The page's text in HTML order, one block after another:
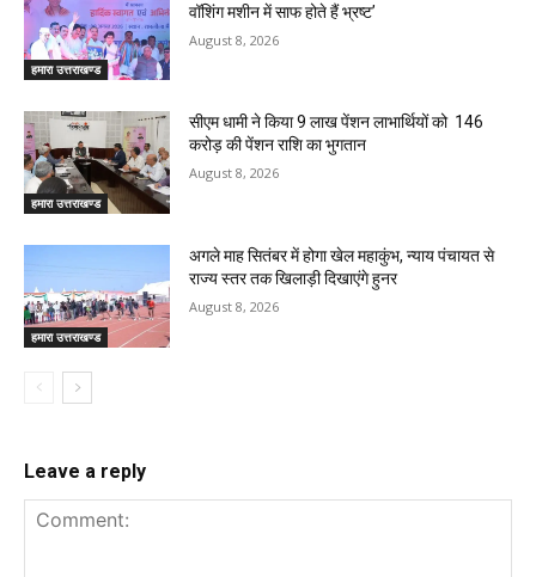
हमारा उत्तराखण्ड
वॉशिंग मशीन में साफ होते हैं भ्रष्ट’
August 8, 2026
हमारा उत्तराखण्ड
सीएम धामी ने किया 9 लाख पेंशन लाभार्थियों को ₹ 146
करोड़ की पेंशन राशि का भुगतान
August 8, 2026
हमारा उत्तराखण्ड
अगले माह सितंबर में होगा खेल महाकुंभ, न्याय पंचायत से
राज्य स्तर तक खिलाड़ी दिखाएंगे हुनर
August 8, 2026
Leave a reply